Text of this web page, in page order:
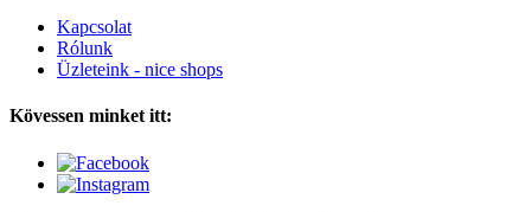
Kapcsolat
Rólunk
Üzleteink - nice shops
Kövessen minket itt: